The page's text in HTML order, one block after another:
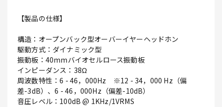
【製品の仕様】
構造：オープンバック型オーバーイヤーヘッドホン
駆動方式：ダイナミック型
振動板：40mmバイオセルロース振動板
インピーダンス：38Ω
周波数特性：6 - 46，000Hz ※12 - 34，000 Hz（偏
差-3dB）、6 - 46，000Hz（偏差-10dB）
音圧レベル：100dB @ 1KHz/1VRMS